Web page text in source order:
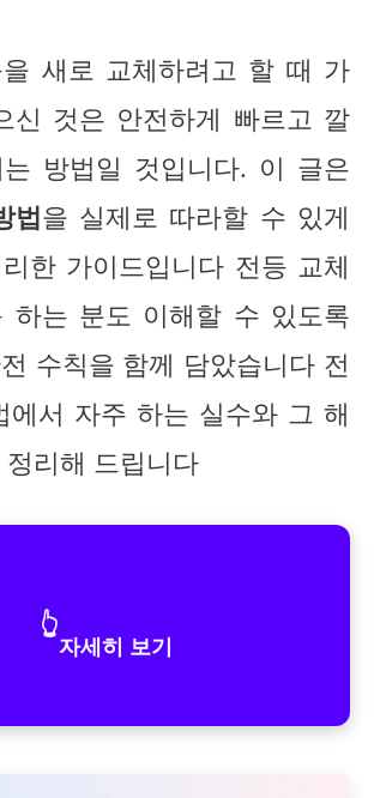
새로 교체하려고 할 때 가
신 것은 안전하게 빠르고 깔
방법일 것입니다. 이 글은
법을 실제로 따라할 수 있게
한 가이드입니다 전등 교체
하는 분도 이해할 수 있도록
수칙을 함께 담았습니다 전
에서 자주 하는 실수와 그 해
리해 드립니다
👆
자세히 보기